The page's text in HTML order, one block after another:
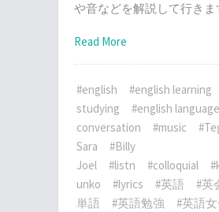
や音などを解説して行きま
Read More
#english #english learning
studying
#english language
conversation
#music
Sara
#Billy
Joel
#listn #colloquial
unko
#lyrics #英語 #英
単語
#英語勉強 #英語